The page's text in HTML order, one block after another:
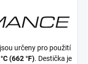
jsou určeny pro použití
(662 °F). Destička je